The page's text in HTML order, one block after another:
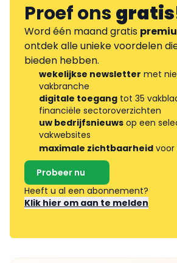
Proef onsgratis
Word één maand gratis
ontdek alle unieke voordelen
bieden hebben.
wekelijkse newsletter met
vakbranche
digitale toegang tot 35
financiële sectoroverzichten
uw bedrijfsnieuws op een
vakwebsites
maximale zichtbaarheid voor
Probeer nu
Heeft u al een abonnement?
Klik hier om aan te melden